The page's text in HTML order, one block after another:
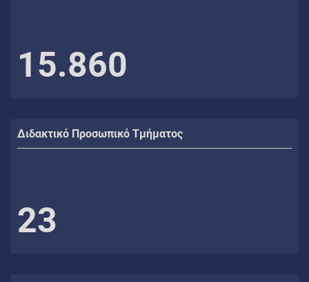
15.860
Διδακτικό Προσωπικό Τμήματος
23